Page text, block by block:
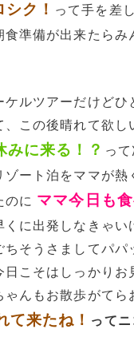
ク！ って手を差
食準備が出来たらみ
ケルツアーだけどひ
、この後晴れて欲し
みに来る！？ っ
ゾート泊をママが熱
のに ママ今日も
くに出発しなきゃい
ちそうさましてパパ
日こそはしっかりお
ゃんもお散歩がてら
て来たね！ って